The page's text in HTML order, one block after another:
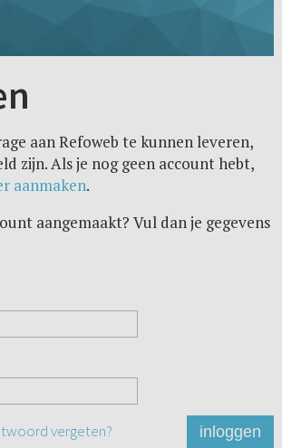
aan Refoweb te kunnen leveren,
zijn. Als je nog geen account hebt,
aanmaken.
aangemaakt? Vul dan je gegevens
vergeten? inloggen